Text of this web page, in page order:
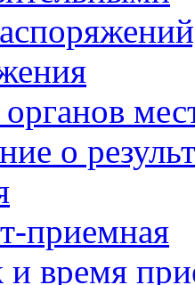
о
приемная
и время